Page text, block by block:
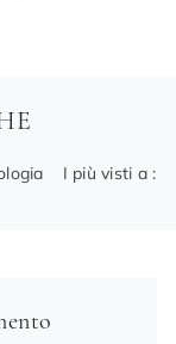
I più visti a :